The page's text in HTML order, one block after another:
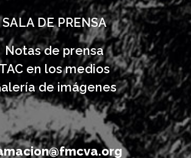
SALA DE PRENSA
Notas de prensa
en los medios
de imágenes